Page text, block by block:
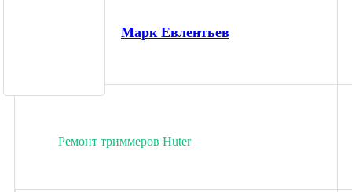
Марк Евлентьев
Ремонт триммеров Huter